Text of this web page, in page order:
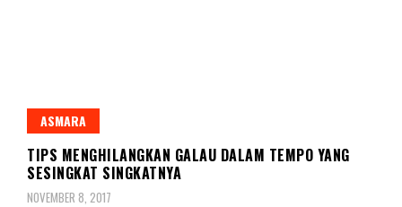
ASMARA
TIPS MENGHILANGKAN GALAU DALAM TEMPO YANG
SESINGKAT SINGKATNYA
NOVEMBER 8, 2017